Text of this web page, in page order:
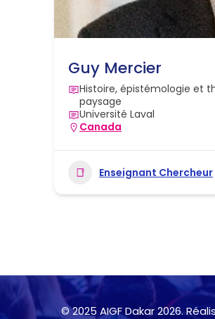
Guy Mercier
Histoire, épistémologie et
paysage
Université Laval
Canada
Enseignant Chercheur
© 2025 AIGF Dakar 2026.